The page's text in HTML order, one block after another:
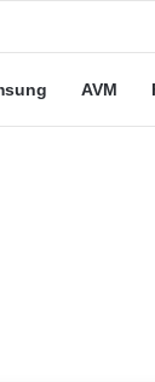
AVM